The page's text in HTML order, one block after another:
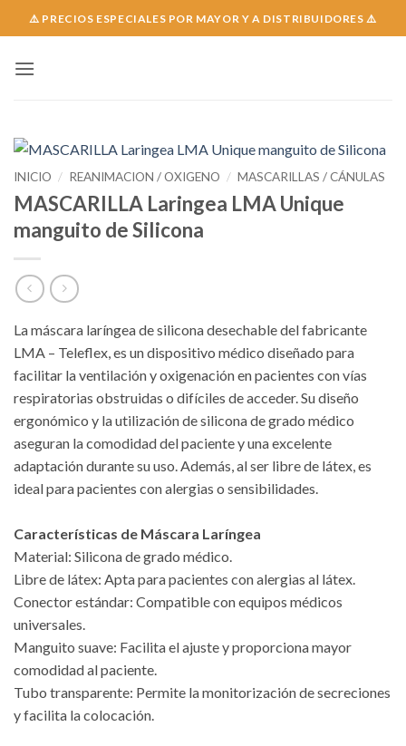
to
⚠️ PRECIOS ESPECIALES POR MAYOR Y A DISTRIBUIDORES ⚠️
INICIO / REANIMACION / OXIGENO / MASCARILLAS / CÁNULAS
MASCARILLA Laringea LMA Unique
manguito de Silicona
La máscara laríngea de silicona desechable del fabricante
LMA – Teleflex, es un dispositivo médico diseñado para
facilitar la ventilación y oxigenación en pacientes con vías
respiratorias obstruidas o difíciles de acceder. Su diseño
ergonómico y la utilización de silicona de grado médico
aseguran la comodidad del paciente y una excelente
adaptación durante su uso. Además, al ser libre de látex, es
ideal para pacientes con alergias o sensibilidades.
Características de Máscara Laríngea
Material: Silicona de grado médico.
Libre de látex: Apta para pacientes con alergias al látex.
Conector estándar: Compatible con equipos médicos
universales.
Manguito suave: Facilita el ajuste y proporciona mayor
comodidad al paciente.
Tubo transparente: Permite la monitorización de secreciones
y facilita la colocación.